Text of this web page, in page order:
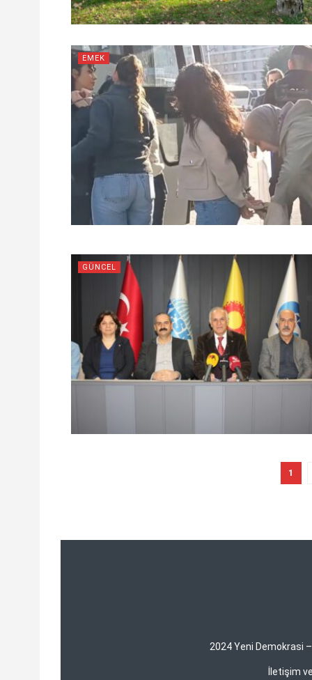
EMEK
GÜNCEL
1
2024 Yeni Demokrasi
İletişim